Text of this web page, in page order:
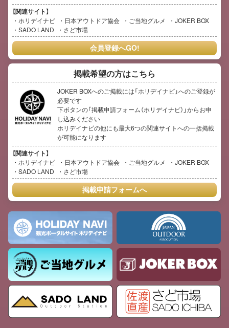
【関連サイト】
ホリデイナビ 日本アウトドア協会 ご当地グルメ
JOKER BOX
SADO LAND
さど市場
会員登録へGO!
掲載希望の方はこちら
JOKER BOXへのご掲載には「ホリデイナビ」へのご登録が
必要です
下ボタンの「掲載申請フォーム（ホリデイナビ）」からお申
し込みください
ホリデイナビの他にも最大6つの関連サイトへの一括掲載
が可能になります
【関連サイト】
ホリデイナビ 日本アウトドア協会 ご当地グルメ
JOKER BOX
SADO LAND
さど市場
掲載申請フォームへ